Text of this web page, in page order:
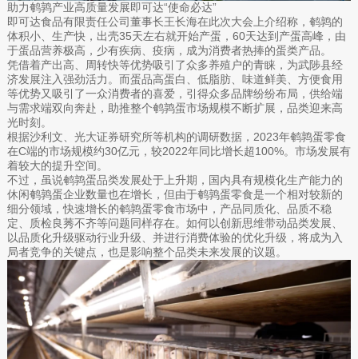
助力鹌鹑产业高质量发展即可达“使命必达”
即可达食品有限责任公司董事长王长海在此次大会上介绍称，鹌鹑的
体积小、生产快，出壳35天左右就开始产蛋，60天达到产蛋高峰，由
于蛋品营养极高，少有疾病、疫病，成为消费者热捧的蛋类产品。
凭借着产出高、周转快等优势吸引了众多养殖户的青睐，为武陟县经
济发展注入强劲活力。而蛋品高蛋白、低脂肪、味道鲜美、方便食用
等优势又吸引了一众消费者的喜爱，引得众多品牌纷纷布局，供给端
与需求端双向奔赴，助推整个鹌鹑蛋市场规模不断扩展，品类迎来高
光时刻。
根据沙利文、光大证券研究所等机构的调研数据，2023年鹌鹑蛋零食
在C端的市场规模约30亿元，较2022年同比增长超100%。市场发展有
着较大的提升空间。
不过，虽说鹌鹑蛋品类发展处于上升期，国内具有规模化生产能力的
休闲鹌鹑蛋企业数量也在增长，但由于鹌鹑蛋零食是一个相对较新的
细分领域，快速增长的鹌鹑蛋零食市场中，产品同质化、品质不稳
定、质检良莠不齐等问题同样存在。如何以创新思维带动品类发展、
以品质化升级驱动行业升级、并进行消费体验的优化升级，将成为入
局者竞争的关键点，也是影响整个品类未来发展的议题。